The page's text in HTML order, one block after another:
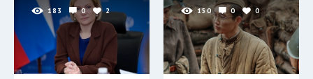
183 0 2 150 0 0